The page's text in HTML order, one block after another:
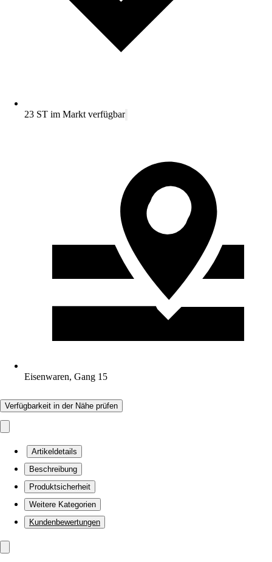
23 ST im Markt verfügbar
Eisenwaren, Gang 15
Verfügbarkeit in der Nähe prüfen
Artikeldetails
Beschreibung
Produktsicherheit
Weitere Kategorien
Kundenbewertungen